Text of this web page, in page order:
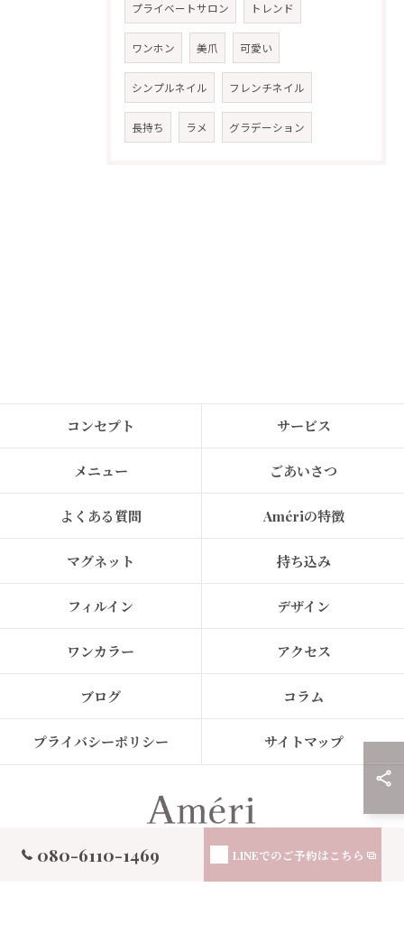
プライベートサロン トレンド
ワンホン 美爪 可愛い
シンプルネイル フレンチネイル
長持ち ラメ グラデーション
080-6110-1469 LINEでのご予約はこちら
コンセプト サービス
メニュー ごあいさつ
よくある質問 Amériの特徴
マグネット 持ち込み
フィルイン デザイン
ワンカラー アクセス
ブログ コラム
プライバシーポリシー サイトマップ
© 2026 東京都恵比寿のネイルサロンならAmeri ALL RIGHTS RESERVED.